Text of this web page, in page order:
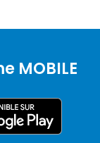
MOBILE